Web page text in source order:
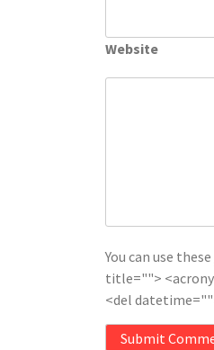
Website
You can use these
title="">
<del
Submit